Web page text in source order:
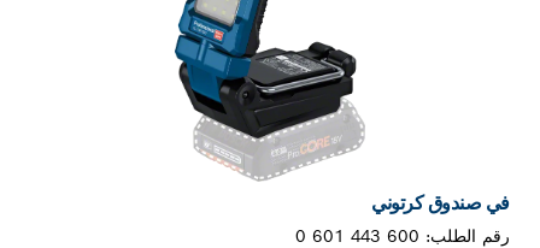
في صندوق كرتوني
رقم الطلب:0 601 443 600